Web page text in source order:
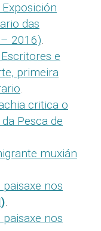
Exposición
das
2016).
e
primeira
.
critica o
Pesca de
muxián
nos
.
nos